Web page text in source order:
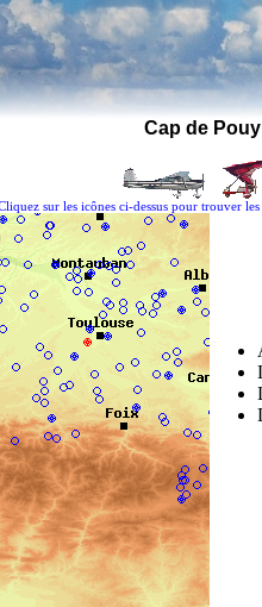
Cap de Pouy
sur les icônes ci-dessus pour trouver